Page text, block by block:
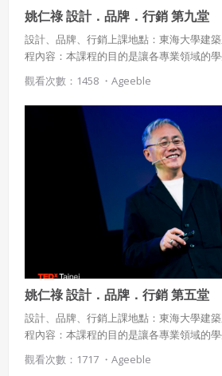
姚仁祿 設計．品牌．行銷 第九堂
設計、品牌、行銷上課地點：東海大學建
程內容：本課程的目的是讓各專業領域的
何運用設計，如何建構品牌，如何達成行銷
計、品牌與行銷的基本觀念，及設計＋品牌
來活動之間的關係，介紹二十一世紀人類
行銷的發展現況與前瞻，並以食、衣、住
為基礎，探討二十一世紀待開發的設計、品
觀看次數：1458 ・ Ageeble
姚仁祿 設計．品牌．行銷 第五堂
設計、品牌、行銷上課地點：東海大學建
程內容：本課程的目的是讓各專業領域的
何運用設計，如何建構品牌，如何達成行銷
計、品牌與行銷的基本觀念，及設計＋品牌
觀看次數：1717 ・ Ageeble